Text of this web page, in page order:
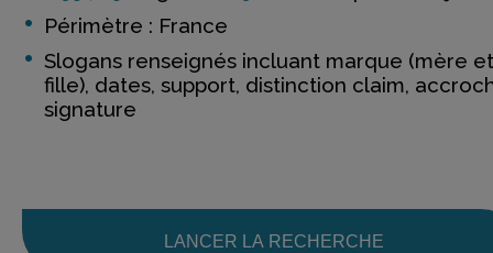
Périmètre : France
Slogans renseignés incluant marque (mère et
fille), dates, support, distinction claim,
signature
LANCER LA RECHERCHE